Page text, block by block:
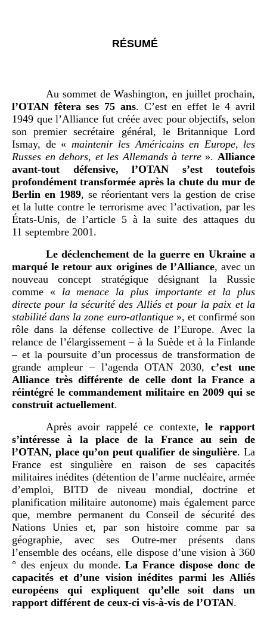
RÉSUMÉ
Au sommet de Washington, en juillet prochain,
l’OTAN fêtera ses 75 ans. C’est en effet le 4 avril
1949 que l’Alliance fut créée avec pour objectifs, selon
son premier secrétaire général, le Britannique Lord
Ismay, de « maintenir les Américains en Europe, les
Russes en dehors, et les Allemands à terre».Alliance
avant-tout défensive, l’OTAN s’est toutefois
profondément transformée après la chute du mur de
Berlin en 1989, se réorientant vers la gestion de crise
et la lutte contre le terrorisme avec l’activation, par les
États-Unis, de l’article 5 à la suite des attaques du
11 septembre 2001.
Le déclenchement de la guerre en Ukraine a
marqué le retour aux origines de l’Alliance, avec un
nouveau concept stratégique désignant la Russie
comme « la menace la plus importante et la plus
directe pour la sécurité des Alliés et pour la paix et la
stabilité dans la zone euro-atlantique», et confirmé son
rôle dans la défense collective de l’Europe. Avec la
relance de l’élargissement – à la Suède et à la Finlande
– et la poursuite d’un processus de transformation de
grande ampleur – l’agenda OTAN 2030,c’est une
Alliance très différente de celle dont la France a
réintégré le commandement militaire en 2009 qui se
construit actuellement.
Après avoir rappelé ce contexte,le rapport
s’intéresse à la place de la France au sein de
l’OTAN, place qu’on peut qualifier de singulière. La
France est singulière en raison de ses capacités
militaires inédites (détention de l’arme nucléaire, armée
d’emploi, BITD de niveau mondial, doctrine et
planification militaire autonome) mais également parce
que, membre permanent du Conseil de sécurité des
Nations Unies et, par son histoire comme par sa
géographie, avec ses Outre-mer présents dans
l’ensemble des océans, elle dispose d’une vision à 360
° des enjeux du monde.La France dispose donc de
capacités et d’une vision inédites parmi les Alliés
européens qui expliquent qu’elle soit dans un
rapport différent de ceux-ci vis-à-vis de l’OTAN.